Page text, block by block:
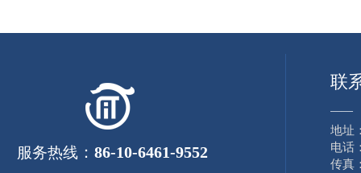
服务热线： 86-10-6461-9552
联
——
地址
电话
传真